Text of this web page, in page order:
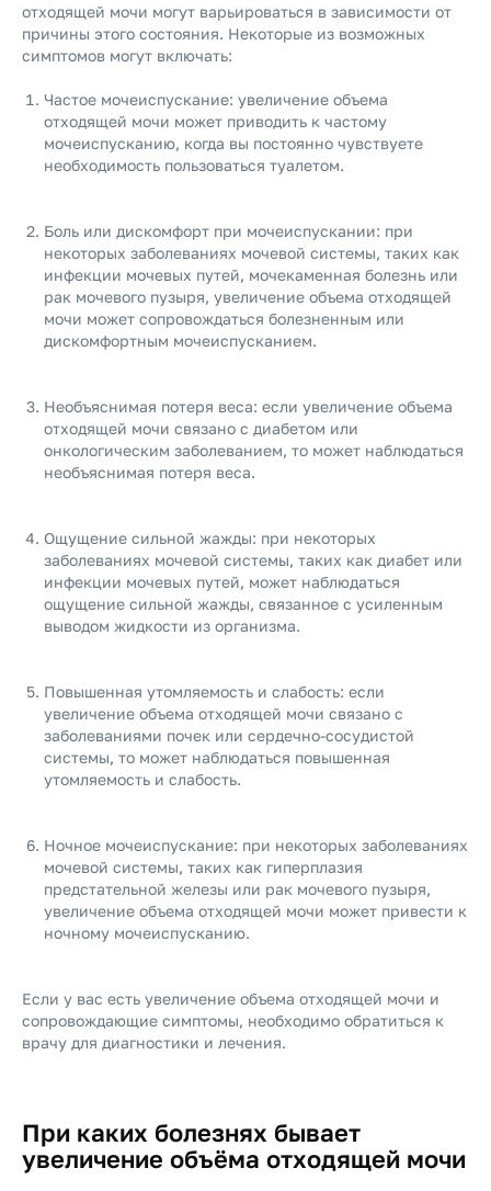
отходящей мочи могут варьироваться в зависимости от
причины этого состояния. Некоторые из возможных
симптомов могут включать:
Частое мочеиспускание: увеличение объема
отходящей мочи может приводить к частому
мочеиспусканию, когда вы постоянно чувствуете
необходимость пользоваться туалетом.
Боль или дискомфорт при мочеиспускании: при
некоторых заболеваниях мочевой системы, таких как
инфекции мочевых путей, мочекаменная болезнь или
рак мочевого пузыря, увеличение объема отходящей
мочи может сопровождаться болезненным или
дискомфортным мочеиспусканием.
Необъяснимая потеря веса: если увеличение объема
отходящей мочи связано с диабетом или
онкологическим заболеванием, то может наблюдаться
необъяснимая потеря веса.
Ощущение сильной жажды: при некоторых
заболеваниях мочевой системы, таких как диабет или
инфекции мочевых путей, может наблюдаться
ощущение сильной жажды, связанное с усиленным
выводом жидкости из организма.
Повышенная утомляемость и слабость: если
увеличение объема отходящей мочи связано с
заболеваниями почек или сердечно-сосудистой
системы, то может наблюдаться повышенная
утомляемость и слабость.
Ночное мочеиспускание: при некоторых заболеваниях
мочевой системы, таких как гиперплазия
предстательной железы или рак мочевого пузыря,
увеличение объема отходящей мочи может привести к
ночному мочеиспусканию.
Если у вас есть увеличение объема отходящей мочи и
сопровождающие симптомы, необходимо обратиться к
врачу для диагностики и лечения.
При каких болезнях бывает
увеличение объёма отходящей мочи